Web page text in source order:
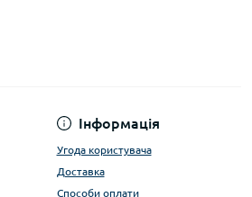
Інформація
Угода користувача
Доставка
Способи оплати